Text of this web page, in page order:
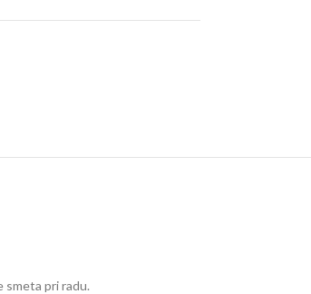
smeta pri radu.